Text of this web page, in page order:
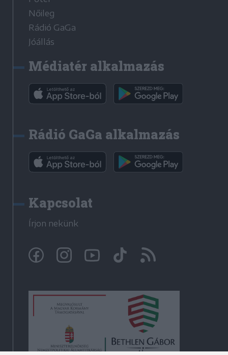
Nőileg
Rádió GaGa
Jóállás
Médiatér alkalmazás
Rádió GaGa alkalmazás
Kapcsolat
Írjon nekünk